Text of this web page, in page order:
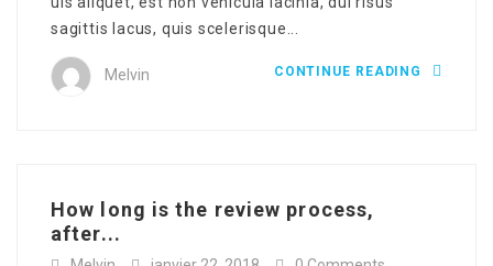
sagittis lacus, quis scelerisque...
Melvin CONTINUE READING
How long is the review process,
after...